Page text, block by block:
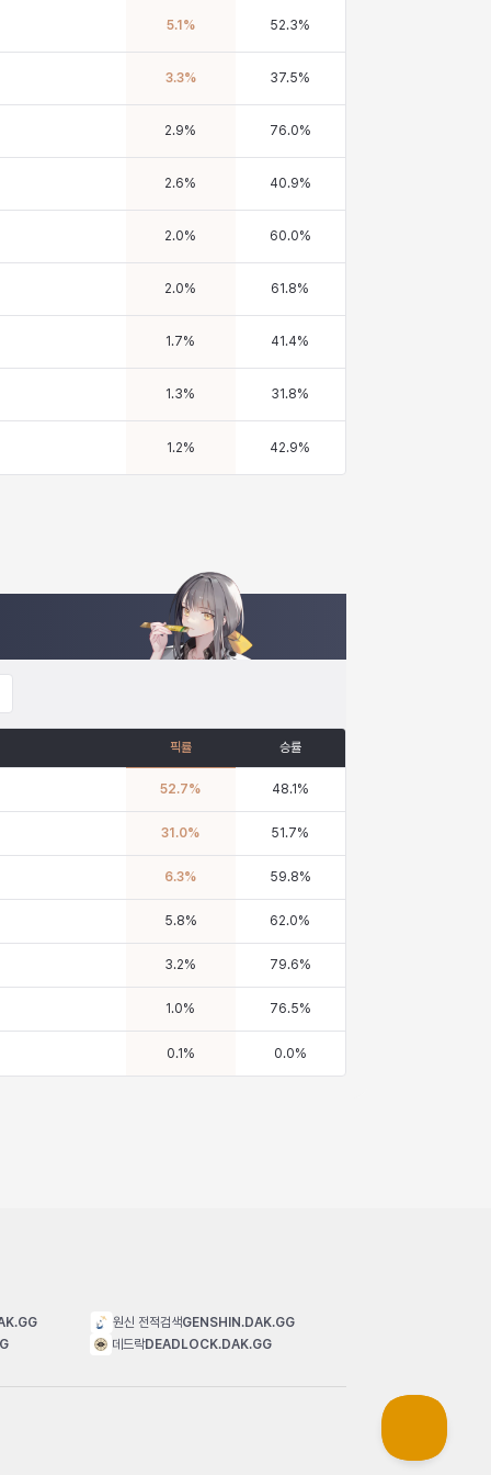
5.1 % 52.3%
3.3% 37.5%
2.9% 76.0%
2.6% 40.9%
2.0% 60.0%
2.0% 61.8%
1.7% 41.4%
1.3% 31.8%
1.2% 42.9%
픽률 승률
52.7% 48.1 %
31.0% 51.7%
6.3% 59.8%
5.8% 62.0%
3.2% 79.6%
1.0% 76.5%
0.1 % 0.0%
원신 전적검색GENSHIN.DAK.GG
데드락DEADLOCK.DAK.GG